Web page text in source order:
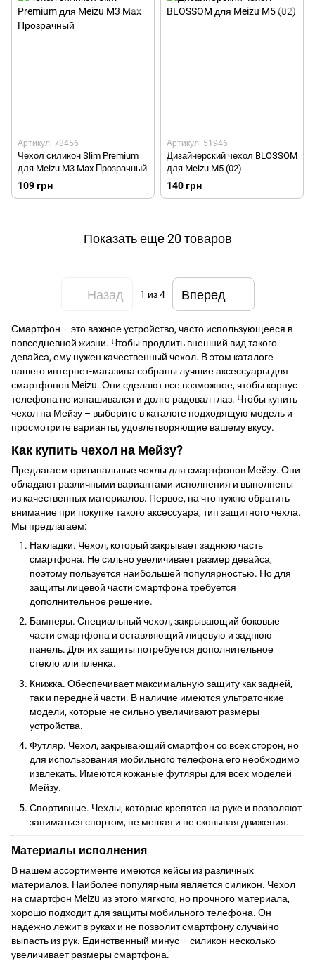
Артикул: 78456
Чехол силикон Slim Premium
для Meizu M3 Max Прозрачный
109 грн
Артикул: 51946
Дизайнерский чехол BLOSSOM
для Meizu M5 (02)
140 грн
Показать еще 20 товаров
Назад 1 из 4 Вперед
Смартфон – это важное устройство, часто использующееся в
повседневной жизни. Чтобы продлить внешний вид такого
девайса, ему нужен качественный чехол. В этом каталоге
нашего интернет-магазина собраны лучшие аксессуары для
смартфонов Meizu. Они сделают все возможное, чтобы корпус
телефона не изнашивался и долго радовал глаз. Чтобы купить
чехол на Мейзу – выберите в каталоге подходящую модель и
просмотрите варианты, удовлетворяющие вашему вкусу.
Как купить чехол на Мейзу?
Предлагаем оригинальные чехлы для смартфонов Мейзу. Они
обладают различными вариантами исполнения и выполнены
из качественных материалов. Первое, на что нужно обратить
внимание при покупке такого аксессуара, тип защитного чехла.
Мы предлагаем:
Накладки. Чехол, который закрывает заднюю часть
смартфона. Не сильно увеличивает размер девайса,
поэтому пользуется наибольшей популярностью. Но для
защиты лицевой части смартфона требуется
дополнительное решение.
Бамперы. Специальный чехол, закрывающий боковые
части смартфона и оставляющий лицевую и заднюю
панель. Для их защиты потребуется дополнительное
стекло или пленка.
Книжка. Обеспечивает максимальную защиту как задней,
так и передней части. В наличие имеются ультратонкие
модели, которые не сильно увеличивают размеры
устройства.
Футляр. Чехол, закрывающий смартфон со всех сторон, но
для использования мобильного телефона его необходимо
извлекать. Имеются кожаные футляры для всех моделей
Мейзу.
Спортивные. Чехлы, которые крепятся на руке и позволяют
заниматься спортом, не мешая и не сковывая движения.
Материалы исполнения
В нашем ассортименте имеются кейсы из различных
материалов. Наиболее популярным является силикон. Чехол
на смартфон Meizu из этого мягкого, но прочного материала,
хорошо подходит для защиты мобильного телефона. Он
надежно лежит в руках и не позволит смартфону случайно
выпасть из рук. Единственный минус – силикон несколько
увеличивает размеры смартфона.